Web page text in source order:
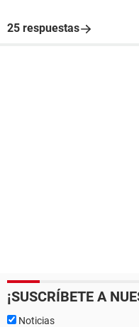
25 respuestas
¡SUSCRÍBETE A
Noticias